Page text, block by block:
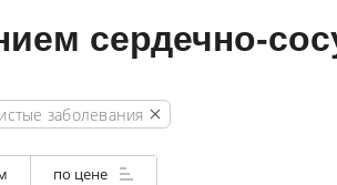
сердечно-
заболевания
по цене